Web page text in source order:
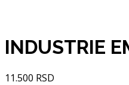
INDUSTRIE
11.500 RSD